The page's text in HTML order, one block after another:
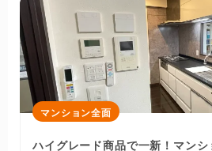
マンション全面
ハイグレード商品で一新！マンシ